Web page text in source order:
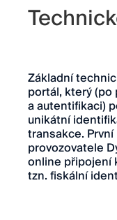
Základní
portál, který
a autentifikaci)
unikátní
transakce.
provozovatele
online připojení
tzn. fiskální